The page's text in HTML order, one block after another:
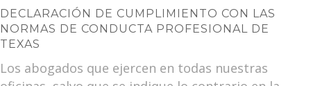
DECLARACIÓN DE CUMPLIMIENTO CON LAS
NORMAS DE CONDUCTA PROFESIONAL DE
TEXAS
Los abogados que ejercen en todas nuestras